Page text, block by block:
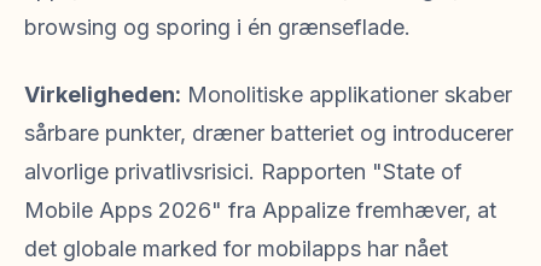
browsing og sporing i én grænseflade.
Virkeligheden: Monolitiske applikationer skaber
sårbare punkter, dræner batteriet og introducerer
alvorlige privatlivsrisici. Rapporten "State of
Mobile Apps 2026" fra Appalize fremhæver, at
det globale marked for mobilapps har nået